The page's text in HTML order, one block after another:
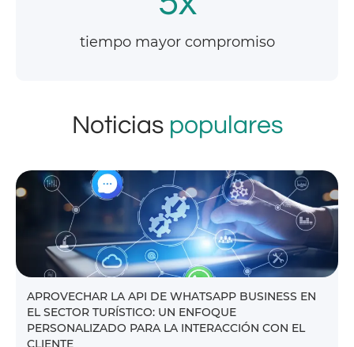
tiempo mayor compromiso
Noticias populares
APROVECHAR LA API DE WHATSAPP BUSINESS EN
EL SECTOR TURÍSTICO: UN ENFOQUE
PERSONALIZADO PARA LA INTERACCIÓN CON EL
CLIENTE